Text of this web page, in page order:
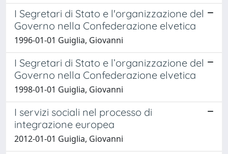
I Segretari di Stato e l'organizzazione del
Governo nella Confederazione elvetica
1996-01-01 Guiglia, Giovanni
I Segretari di Stato e l’organizzazione del
Governo nella Confederazione elvetica
1998-01-01 Guiglia, Giovanni
I servizi sociali nel processo di
integrazione europea
2012-01-01 Guiglia, Giovanni